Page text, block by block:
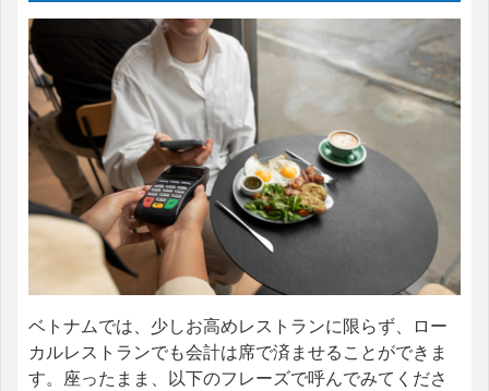
ベトナムでは、少しお高めレストランに限らず、ロー
カルレストランでも会計は席で済ませることができま
す。座ったまま、以下のフレーズで呼んでみてくださ